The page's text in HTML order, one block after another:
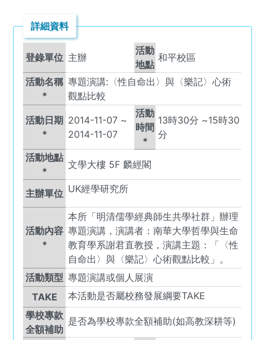
詳細資料
登錄單位 主辦
活動
地點
和平校區
活動名稱
*
專題演講:〈性自命出〉與〈樂記〉心術
觀點比較
活動日期
*
2014-11-07 ~
2014-11-07
活動
時間
*
13時30 分 ~15時30
分
活動地點
*
文學大樓 5F 麟經閣
主辦單位 UK經學研究所
活動內容
*
本所「明清儒學經典師生共學社群」辦理
專題演講，演講者：南華大學哲學與生命
教育學系謝君直教授，演講主題：「〈性
自命出〉與〈樂記〉心術觀點比較」。
活動類型 專題演講或個人展演
TAKE
本活動是否屬校務發展綱要TAKE
學校專款
全額補助
是否為學校專款全額補助(如高教深耕等)